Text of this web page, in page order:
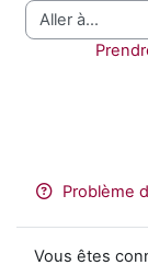
Aller à…
Problème
Vous êtes